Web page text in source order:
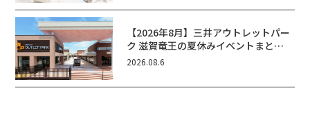
【2026年8月】三井アウトレットパー
ク 滋賀竜王の夏休みイベントまと
め！びしょぬれ水あそび・激辛グル
ん！
2026.08.6